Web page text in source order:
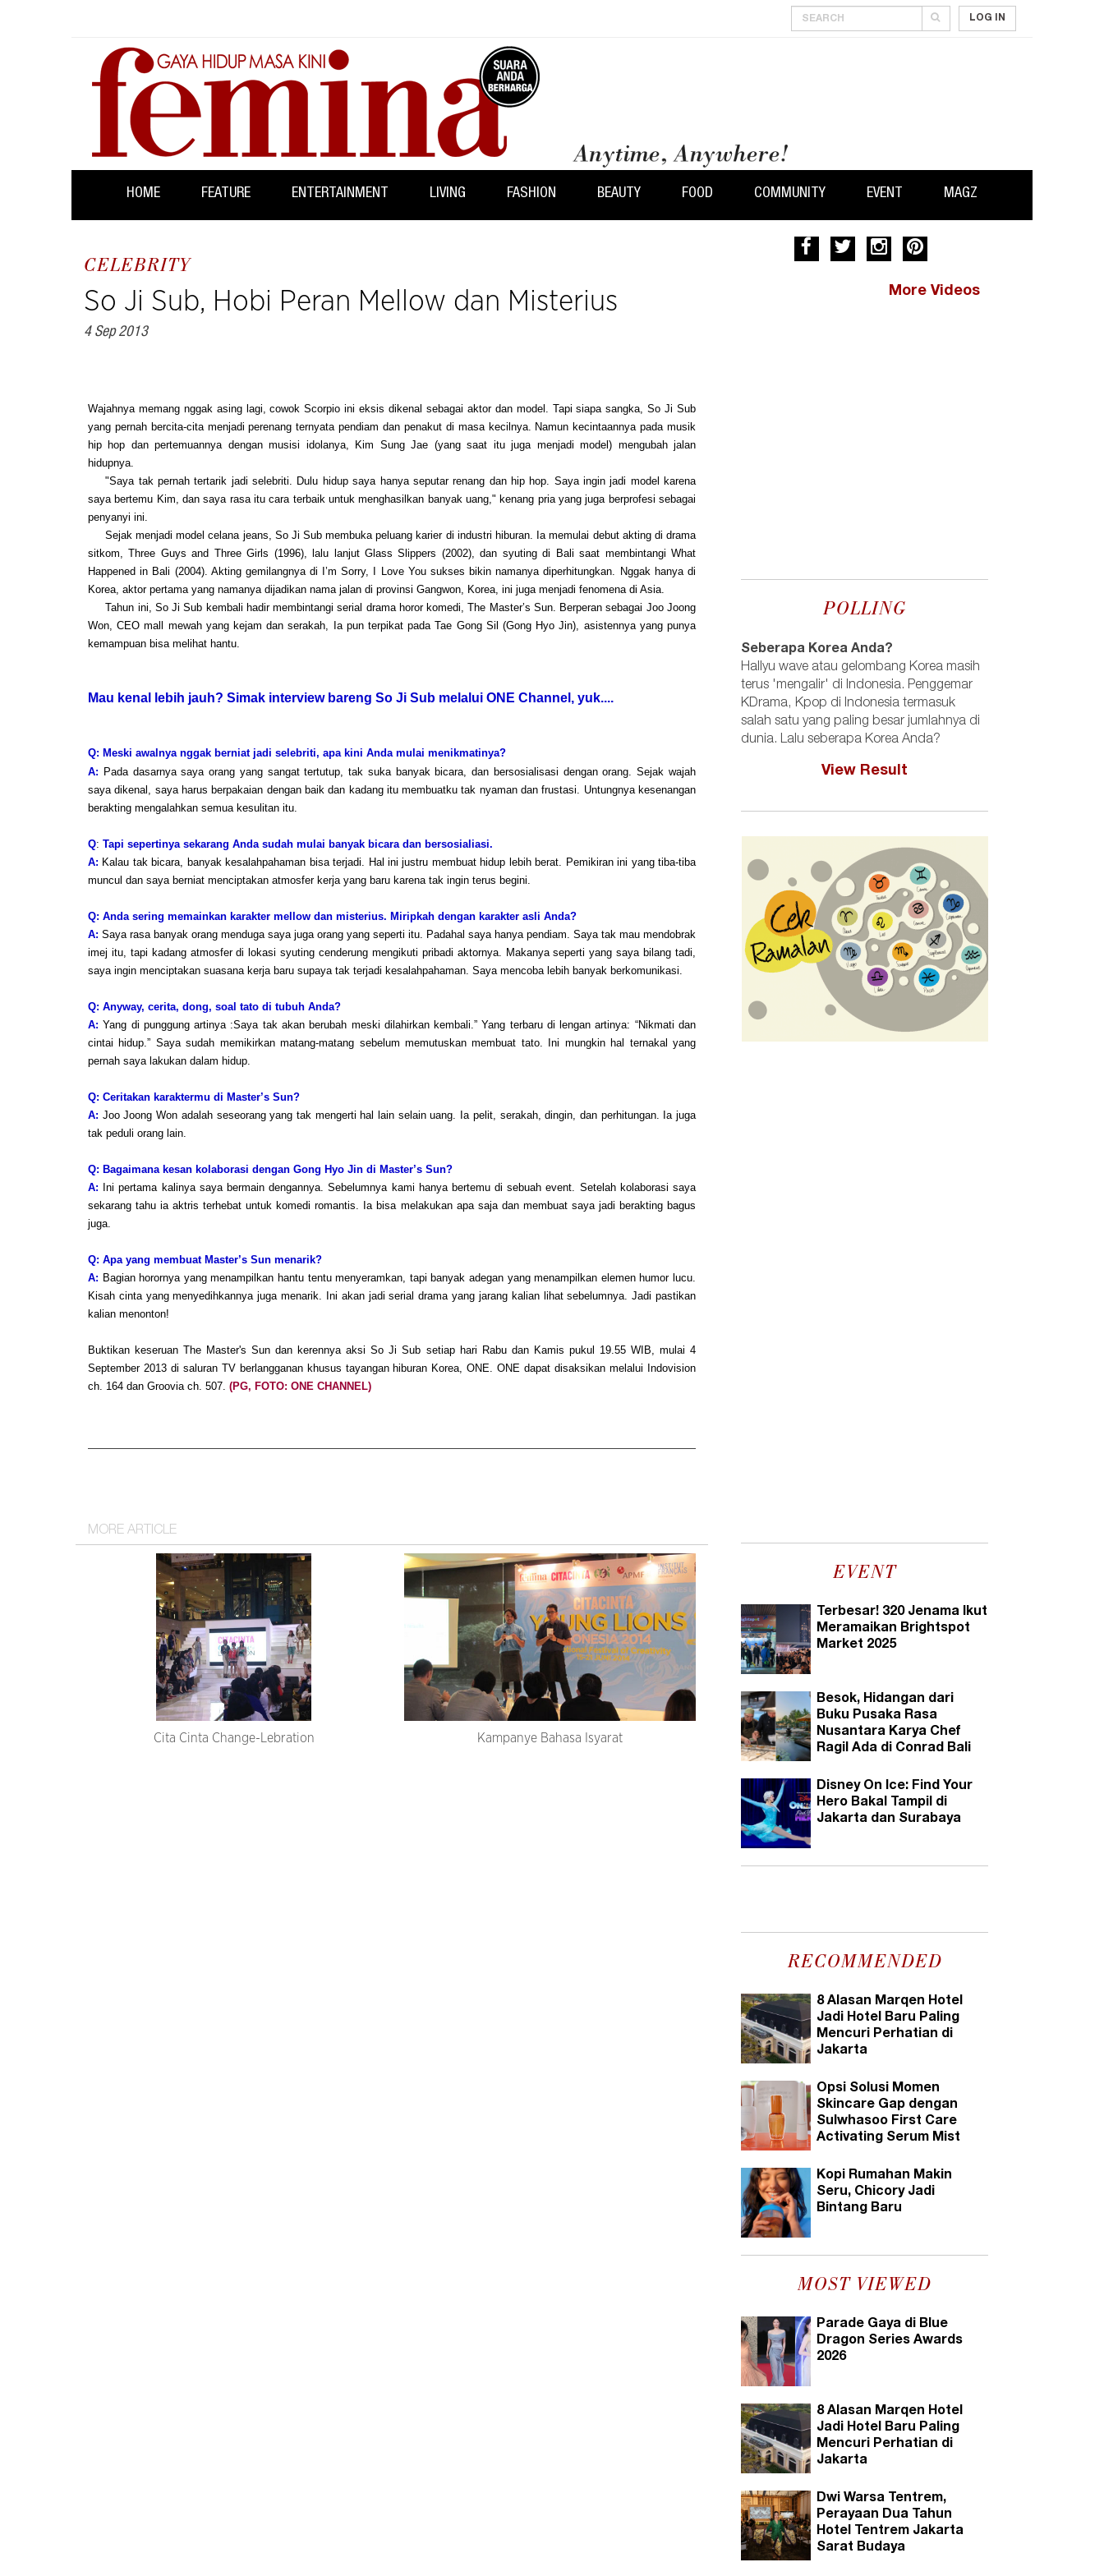
LOG IN
HOME FEATURE ENTERTAINMENT LIVING FASHION BEAUTY FOOD COMMUNITY EVENT MAGZ
CELEBRITY
So Ji Sub, Hobi Peran Mellow dan Misterius
4 Sep 2013
Wajahnya memang nggak asing lagi, cowok Scorpio ini eksis dikenal sebagai aktor dan model. Tapi siapa sangka, So Ji Sub
yang pernah bercita-cita menjadi perenang ternyata pendiam dan penakut di masa kecilnya. Namun kecintaannya pada musik
hip hop dan pertemuannya dengan musisi idolanya, Kim Sung Jae (yang saat itu juga menjadi model) mengubah jalan
hidupnya.
"Saya tak pernah tertarik jadi selebriti. Dulu hidup saya hanya seputar renang dan hip hop. Saya ingin jadi model karena
saya bertemu Kim, dan saya rasa itu cara terbaik untuk menghasilkan banyak uang," kenang pria yang juga berprofesi sebagai
penyanyi ini.
Sejak menjadi model celana jeans, So Ji Sub membuka peluang karier di industri hiburan. Ia memulai debut akting di drama
sitkom, Three Guys and Three Girls (1996), lalu lanjut Glass Slippers (2002), dan syuting di Bali saat membintangi What
Happened in Bali (2004). Akting gemilangnya di I’m Sorry, I Love You sukses bikin namanya diperhitungkan. Nggak hanya di
Korea, aktor pertama yang namanya dijadikan nama jalan di provinsi Gangwon, Korea, ini juga menjadi fenomena di Asia.
Tahun ini, So Ji Sub kembali hadir membintangi serial drama horor komedi, The Master’s Sun. Berperan sebagai Joo Joong
Won, CEO mall mewah yang kejam dan serakah, Ia pun terpikat pada Tae Gong Sil (Gong Hyo Jin), asistennya yang punya
kemampuan bisa melihat hantu.
Mau kenal lebih jauh? Simak interview bareng So Ji Sub melalui ONE Channel, yuk....
Q: Meski awalnya nggak berniat jadi selebriti, apa kini Anda mulai menikmatinya?
A: Pada dasarnya saya orang yang sangat tertutup, tak suka banyak bicara, dan bersosialisasi dengan orang. Sejak wajah
saya dikenal, saya harus berpakaian dengan baik dan kadang itu membuatku tak nyaman dan frustasi. Untungnya kesenangan
berakting mengalahkan semua kesulitan itu.
Q: Tapi sepertinya sekarang Anda sudah mulai banyak bicara dan bersosialiasi.
A: Kalau tak bicara, banyak kesalahpahaman bisa terjadi. Hal ini justru membuat hidup lebih berat. Pemikiran ini yang tiba-tiba
muncul dan saya berniat menciptakan atmosfer kerja yang baru karena tak ingin terus begini.
Q: Anda sering memainkan karakter mellow dan misterius. Miripkah dengan karakter asli Anda?
A: Saya rasa banyak orang menduga saya juga orang yang seperti itu. Padahal saya hanya pendiam. Saya tak mau mendobrak
imej itu, tapi kadang atmosfer di lokasi syuting cenderung mengikuti pribadi aktornya. Makanya seperti yang saya bilang tadi,
saya ingin menciptakan suasana kerja baru supaya tak terjadi kesalahpahaman. Saya mencoba lebih banyak berkomunikasi.
Q: Anyway, cerita, dong, soal tato di tubuh Anda?
A:Yang di punggung artinya :Saya tak akan berubah meski dilahirkan kembali.” Yang terbaru di lengan artinya: “Nikmati dan
cintai hidup.” Saya sudah memikirkan matang-matang sebelum memutuskan membuat tato. Ini mungkin hal ternakal yang
pernah saya lakukan dalam hidup.
Q: Ceritakan karaktermu di Master’s Sun?
A: Joo Joong Won adalah seseorang yang tak mengerti hal lain selain uang. Ia pelit, serakah, dingin, dan perhitungan. Ia juga
tak peduli orang lain.
Q: Bagaimana kesan kolaborasi dengan Gong Hyo Jin di Master’s Sun?
A: Ini pertama kalinya saya bermain dengannya. Sebelumnya kami hanya bertemu di sebuah event. Setelah kolaborasi saya
sekarang tahu ia aktris terhebat untuk komedi romantis. Ia bisa melakukan apa saja dan membuat saya jadi berakting bagus
juga.
Q: Apa yang membuat Master’s Sun menarik?
A: Bagian horornya yang menampilkan hantu tentu menyeramkan, tapi banyak adegan yang menampilkan elemen humor lucu.
Kisah cinta yang menyedihkannya juga menarik. Ini akan jadi serial drama yang jarang kalian lihat sebelumnya. Jadi pastikan
kalian menonton!
Buktikan keseruan The Master's Sun dan kerennya aksi So Ji Sub setiap hari Rabu dan Kamis pukul 19.55 WIB, mulai 4
September 2013 di saluran TV berlangganan khusus tayangan hiburan Korea, ONE. ONE dapat disaksikan melalui Indovision
ch. 164 dan Groovia ch. 507. (PG, FOTO: ONE CHANNEL)
MORE ARTICLE
Cita Cinta Change-Lebration Kampanye Bahasa Isyarat
More Videos
POLLING
Seberapa Korea Anda?
Hallyu wave atau gelombang Korea masih
terus 'mengalir' di Indonesia. Penggemar
KDrama, Kpop di Indonesia termasuk
salah satu yang paling besar jumlahnya di
dunia. Lalu seberapa Korea Anda?
View Result
EVENT
Terbesar! 320 Jenama Ikut
Meramaikan Brightspot
Market 2025
Besok, Hidangan dari
Buku Pusaka Rasa
Nusantara Karya Chef
Ragil Ada di Conrad Bali
Disney On Ice: Find Your
Hero Bakal Tampil di
Jakarta dan Surabaya
RECOMMENDED
8 Alasan Marqen Hotel
Jadi Hotel Baru Paling
Mencuri Perhatian di
Jakarta
Opsi Solusi Momen
Skincare Gap dengan
Sulwhasoo First Care
Activating Serum Mist
Kopi Rumahan Makin
Seru, Chicory Jadi
Bintang Baru
MOST VIEWED
Parade Gaya di Blue
Dragon Series Awards
2026
8 Alasan Marqen Hotel
Jadi Hotel Baru Paling
Mencuri Perhatian di
Jakarta
Dwi Warsa Tentrem,
Perayaan Dua Tahun
Hotel Tentrem Jakarta
Sarat Budaya